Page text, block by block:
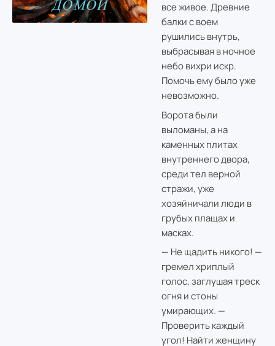
все живое. Древние
балки с воем
рушились внутрь,
выбрасывая в ночное
небо вихри искр.
Помочь ему было уже
невозможно.
Ворота были
выломаны, а на
каменных плитах
внутреннего двора,
среди тел верной
стражи, уже
хозяйничали люди в
грубых плащах и
масках.
— Не щадить никого! —
гремел хриплый
голос, заглушая треск
огня и стоны
умирающих. —
Проверить каждый
угол! Найти женщину